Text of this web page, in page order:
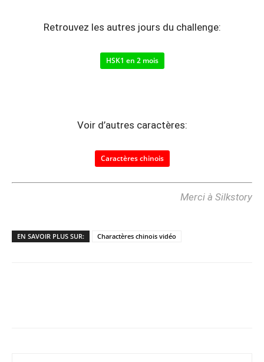
Retrouvez les autres jours du challenge:
HSK1 en 2 mois
Voir d’autres caractères:
Caractères chinois
Merci à Silkstory
EN SAVOIR PLUS SUR: Charactères chinois vidéo